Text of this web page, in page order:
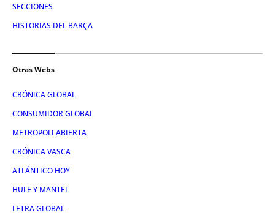
SECCIONES
HISTORIAS DEL BARÇA
Otras Webs
CRÓNICA GLOBAL
CONSUMIDOR GLOBAL
METROPOLI ABIERTA
CRÓNICA VASCA
ATLÁNTICO HOY
HULE Y MANTEL
LETRA GLOBAL